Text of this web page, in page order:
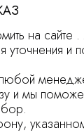
на сайте
уточнения и
и мы